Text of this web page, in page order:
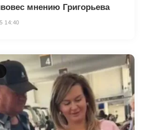
мнению Григорьева
14:40